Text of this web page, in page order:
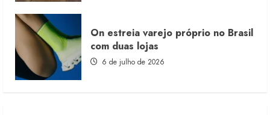
On estreia varejo próprio no Brasil
com duas lojas
6 de julho de 2026